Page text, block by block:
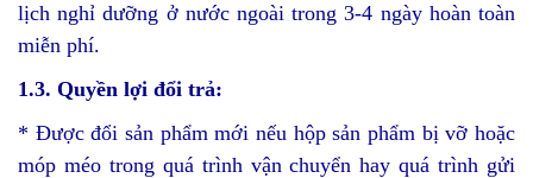
lịch nghỉ dưỡng ở nước ngoài trong 3-4 ngày hoàn toàn
miễn phí.
1.3. Quyền lợi đổi trả:
* Được đổi sản phẩm mới nếu hộp sản phẩm bị vỡ hoặc
móp méo trong quá trình vận chuyển hay quá trình gửi